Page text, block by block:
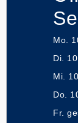
Mo.
Di.
Mi.
Do.
Fr.